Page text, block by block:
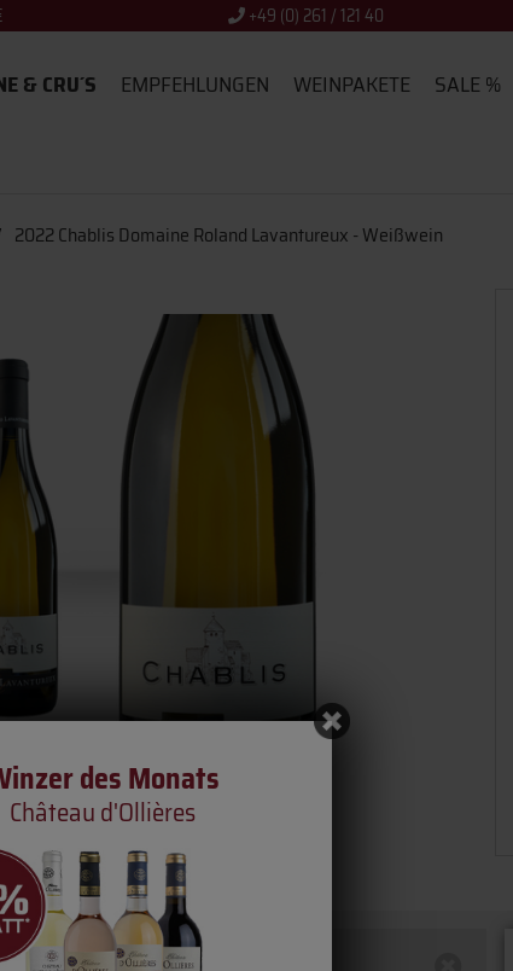
des Monats
Château d'Ollières
+49 (0) 261 / 121 40
& CRU´S EMPFEHLUNGEN WEINPAKETE
SALE %
2022 Chablis Domaine Roland Lavantureux - Weißwein